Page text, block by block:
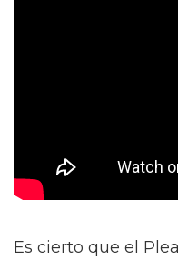
Es cierto que el